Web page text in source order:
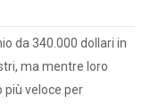
da 340.000 dollari in
ma mentre loro
più veloce per